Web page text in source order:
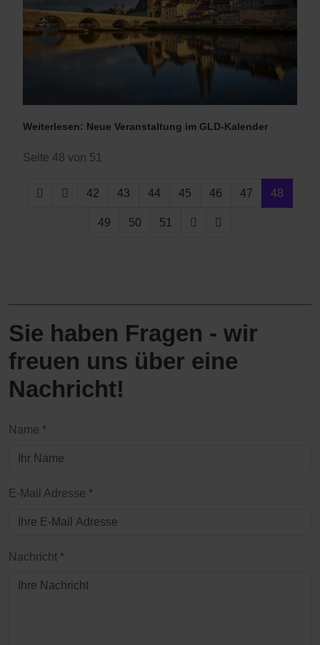
Weiterlesen: Neue Veranstaltung im GLD-Kalender
Seite 48 von 51
42 43 44 45 46 47 48
49 50 51
Sie haben Fragen - wir
freuen uns über eine
Nachricht!
Name *
E-Mail Adresse *
Nachricht *